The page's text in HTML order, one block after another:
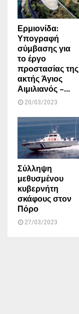
Ερμιονίδα:
Υπογραφή
σύμβασης για
το έργο
προστασίας της
ακτής Άγιος
Αιμιλιανός –...
20/03/2023
Σύλληψη
μεθυσμένου
κυβερνήτη
σκάφους στον
Πόρο
27/03/2023